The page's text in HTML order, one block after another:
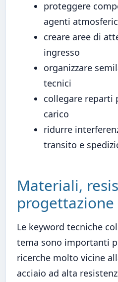
proteggere
agenti
creare aree di
ingresso
organizzare
tecnici
collegare reparti
carico
ridurre
transito e
Materiali,
progettazione
Le keyword tecniche
tema sono importanti
ricerche molto vicine
acciaio ad alta